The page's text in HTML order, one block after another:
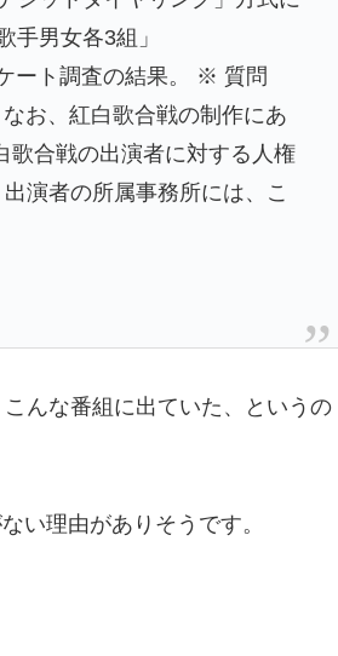
男女各3組」
ート調査の結果。 ※ 質問
お、紅白歌合戦の制作にあ
歌合戦の出演者に対する人権
演者の所属事務所には、こ
んな番組に出ていた、というの
い理由がありそうです。